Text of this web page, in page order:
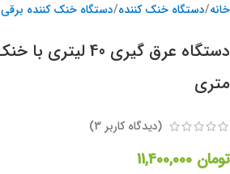
خانه/دستگاه خنک کننده/دستگاه خنک کننده برقی
متری
(دیدگاه کاربر 3
)
تومان